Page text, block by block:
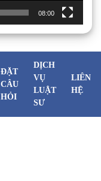
08:00
ĐẶT
CÂU
HỎI
DỊCH
VỤ
LUẬT
SƯ
LIÊN
HỆ